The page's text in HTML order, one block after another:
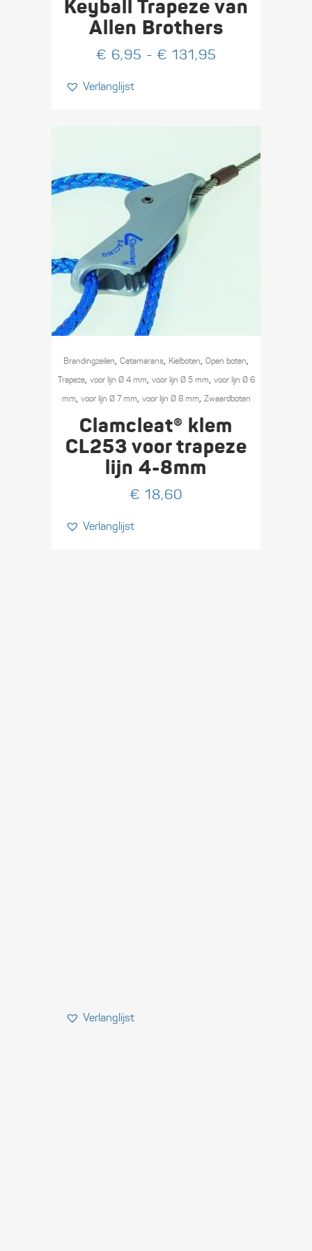
variaties.
gekozen
Keyball Trapeze van
Allen Brothers
€ 6,95 - € 131,95
Verlanglijst
Branding­­­zeilen, Catamarans, Kielboten, Open boten,
Trapeze, voor lijn Ø 4 mm, voor lijn Ø 5 mm, voor lijn Ø 6
mm, voor lijn Ø 7 mm, voor lijn Ø 8 mm, Zwaard­boten
Clamcleat® klem
CL253 voor trapeze
lijn 4-8mm
€ 18,60
Verlanglijst